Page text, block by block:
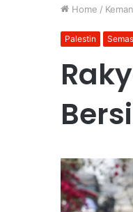
Home /
Palestin